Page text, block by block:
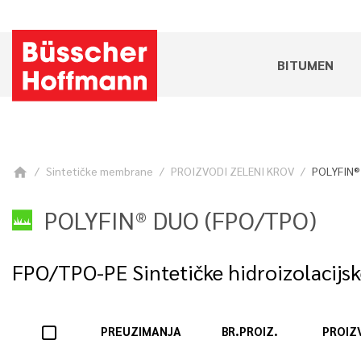
BITUMEN
home Sintetičke membrane PROIZVODI ZELENI KROV
POLYFIN® DUO (FPO/TPO)
FPO/TPO-PE Sintetičke
PREUZIMANJA BR.PROIZ.